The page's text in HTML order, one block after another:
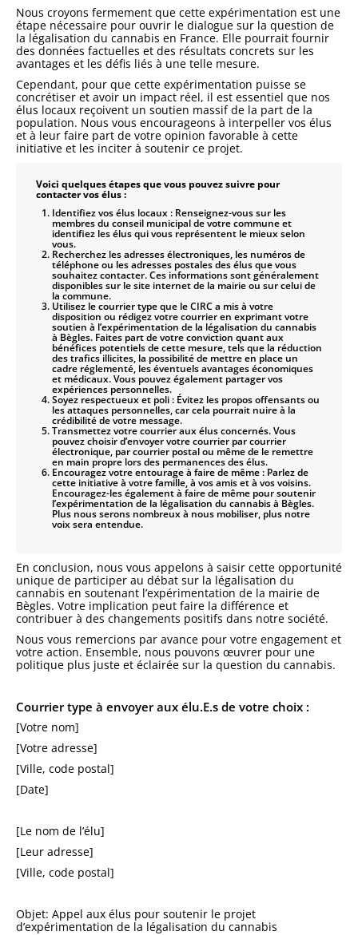
Nous croyons fermement que cette expérimentation est une
étape nécessaire pour ouvrir le dialogue sur la question de
la légalisation du cannabis en France. Elle pourrait fournir
des données factuelles et des résultats concrets sur les
avantages et les défis liés à une telle mesure.
Cependant, pour que cette expérimentation puisse se
concrétiser et avoir un impact réel, il est essentiel que nos
élus locaux reçoivent un soutien massif de la part de la
population. Nous vous encourageons à interpeller vos élus
et à leur faire part de votre opinion favorable à cette
initiative et les inciter à soutenir ce projet.
Voici quelques étapes que vous pouvez suivre pour
contacter vos élus :
Identifiez vos élus locaux : Renseignez-vous sur les
membres du conseil municipal de votre commune et
identifiez les élus qui vous représentent le mieux selon
vous.
Recherchez les adresses électroniques, les numéros de
téléphone ou les adresses postales des élus que vous
souhaitez contacter. Ces informations sont généralement
disponibles sur le site internet de la mairie ou sur celui de
la commune.
Utilisez le courrier type que le CIRC a mis à votre
disposition ou rédigez votre courrier en exprimant votre
soutien à l’expérimentation de la légalisation du cannabis
à Bègles. Faites part de votre conviction quant aux
bénéfices potentiels de cette mesure, tels que la réduction
des trafics illicites, la possibilité de mettre en place un
cadre réglementé, les éventuels avantages économiques
et médicaux. Vous pouvez également partager vos
expériences personnelles.
Soyez respectueux et poli : Évitez les propos offensants ou
les attaques personnelles, car cela pourrait nuire à la
crédibilité de votre message.
Transmettez votre courrier aux élus concernés. Vous
pouvez choisir d’envoyer votre courrier par courrier
électronique, par courrier postal ou même de le remettre
en main propre lors des permanences des élus.
Encouragez votre entourage à faire de même : Parlez de
cette initiative à votre famille, à vos amis et à vos voisins.
Encouragez-les également à faire de même pour soutenir
l’expérimentation de la légalisation du cannabis à Bègles.
Plus nous serons nombreux à nous mobiliser, plus notre
voix sera entendue.
En conclusion, nous vous appelons à saisir cette opportunité
unique de participer au débat sur la légalisation du
cannabis en soutenant l’expérimentation de la mairie de
Bègles. Votre implication peut faire la différence et
contribuer à des changements positifs dans notre société.
Nous vous remercions par avance pour votre engagement et
votre action. Ensemble, nous pouvons œuvrer pour une
politique plus juste et éclairée sur la question du cannabis.
Courrier type à envoyer aux élu.E.s de votre choix :
[Votre nom]
[Votre adresse]
[Ville, code postal]
[Date]
[Le nom de l’élu]
[Leur adresse]
[Ville, code postal]
Objet: Appel aux élus pour soutenir le projet
d’expérimentation de la légalisation du cannabis